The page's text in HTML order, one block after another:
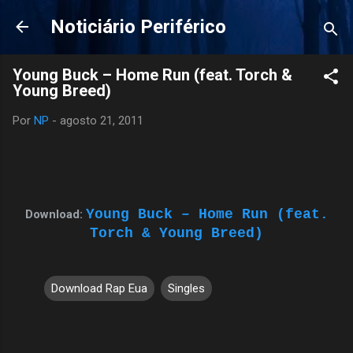
Pular para o conteúdo principal
Noticiário Periférico
Young Buck – Home Run (feat. Torch &
Young Breed)
Por NP - agosto 21, 2011
Download: Young Buck – Home Run (feat.
Torch & Young Breed)
Download Rap Eua Singles